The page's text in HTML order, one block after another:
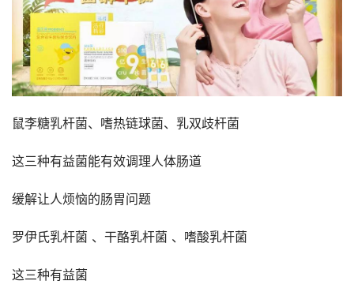
鼠李糖乳杆菌、嗜热链球菌、乳双歧杆菌
这三种有益菌能有效调理人体肠道
缓解让人烦恼的肠胃问题
罗伊氏乳杆菌 、干酪乳杆菌 、嗜酸乳杆菌
这三种有益菌